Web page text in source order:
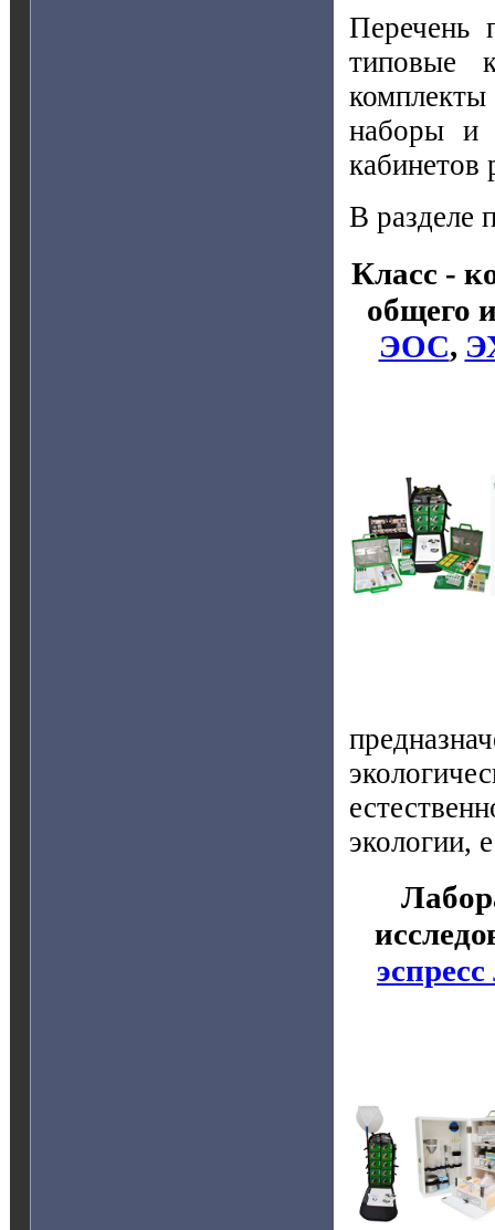
Перечень
типовые
наборы и
кабинетов
В разделе
Класс -
общего
ЭОС,
экологии,